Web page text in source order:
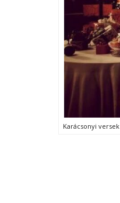
Karácsonyi versek